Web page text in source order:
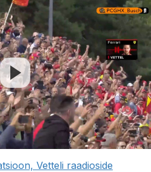
Vetteli raadioside